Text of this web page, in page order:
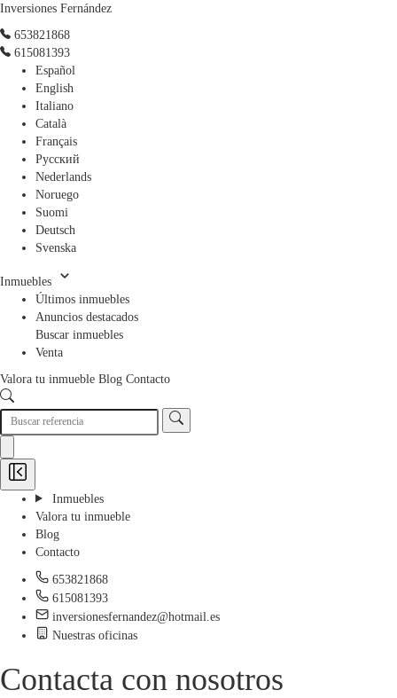
Inversiones Fernández
653821868
615081393
Español
English
Italiano
Català
Français
Русский
Nederlands
Noruego
Suomi
Deutsch
Svenska
Inmuebles
Últimos inmuebles
Anuncios destacados
Buscar inmuebles
Venta
Valora tu inmueble Blog Contacto
Inmuebles
Valora tu inmueble
Blog
Contacto
653821868
615081393
inversionesfernandez@hotmail.es
Nuestras oficinas
Contacta con nosotros